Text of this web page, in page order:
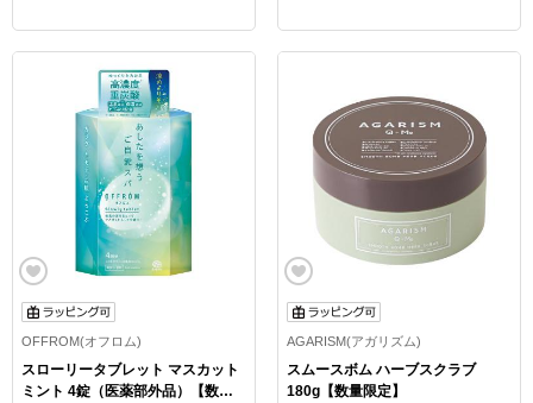
OFFROM(オフロム)
スローリータブレット マスカット
ミント 4錠（医薬部外品）【数量
AGARISM(アガリズム)
スムースボム ハーブスクラブ
180g【数量限定】